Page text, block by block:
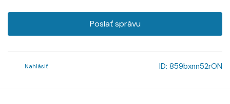
Poslať správu
Nahlásiť ID: 859bxnn52rON